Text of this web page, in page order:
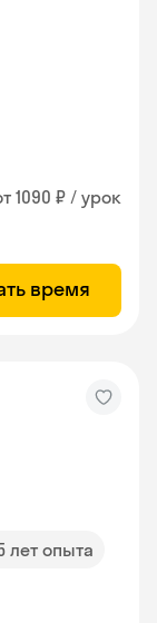
1090 ₽ / урок
время
лет опыта